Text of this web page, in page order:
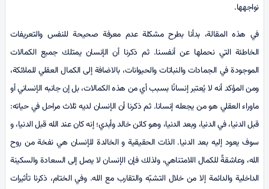
نواجهها.
في هذه المقالة، بدأنا بطرح مشكلة عدم معرفة صحيحة للنفس والتعريفات
الخاطئة التي نحملها عن أنفسنا. ثم ذكرنا أن الإنسان يمتلك جميع الكمالات
الموجودة في الجمادات والنباتات والحيوانات، بالاضافة إلى الكمال العقلي للملائكة،
ومن المؤكد أنه لا يُعتبر إنسانًا بسبب أي من هذه الكمالات، بل إن جانبه الإنساني أو
ماوراء العقلي هو من يجعله إنسانا. ثم ذكرنا أن الإنسان لديه ثلاث مراحل في حياته:
قبل الدنيا، في الدنيا، وبعد الدنيا، وهو كائن خالد وأبدي؛ إنه كان عند الله قبل الدنيا، و
سوف يعود إليه بعد الدنيا. الذات الحقيقية و الخالدة للإنسان هي نفخة من روح
الله، وعاشقةٌ للكمال اللامتناهي، ولذلك فإن الإنسان لا يصل إلى السعادة والسكينة
الداخلية والدائمة إلا من خلال التشبّه والتقارب مع الله. وفي الختام، ذكرنا تأثيرات